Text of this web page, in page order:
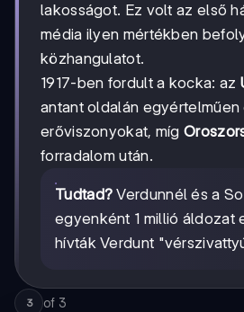
lakosságot. Ez volt az első
média ilyen mértékben
közhangulatot.
1917-ben fordult a kocka: az
antant oldalán egyértelműen
erőviszonyokat, míg
forradalom után.
Tudtad? Verdunnél és a
egyenként 1 millió áldozat
hívták Verdunt
3 of 3